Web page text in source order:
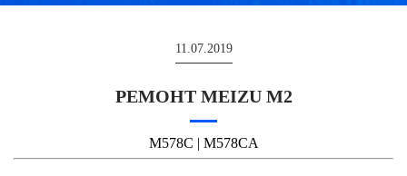
11.07.2019
РЕМОНТ MEIZU M2
M578C | M578CA